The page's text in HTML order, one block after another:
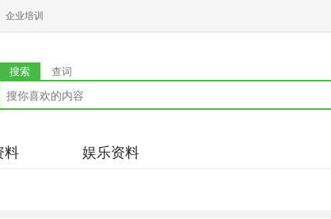
企业培训
搜索 查词
料 娱乐资料